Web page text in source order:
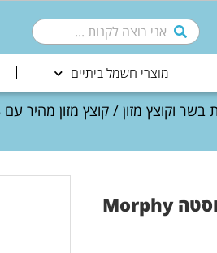
מוצרי חשמל ביתיים
בשר וקוצץ מזון
קוצץ מזון מהיר עם 3 קערות בגדלים שונים מנירוסטה Morphy